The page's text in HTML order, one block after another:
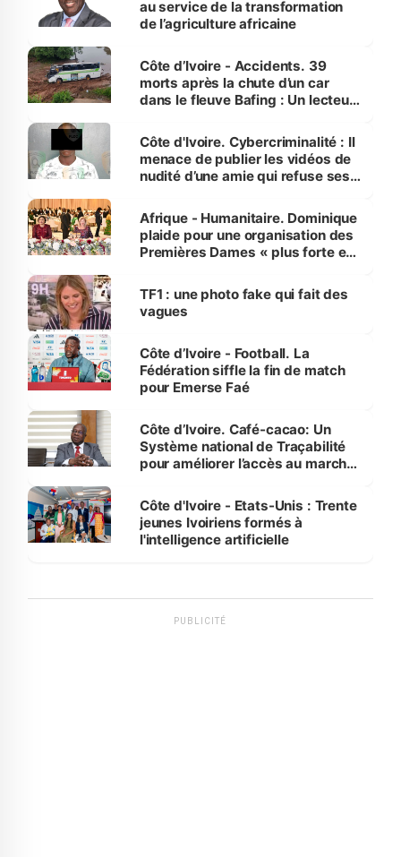
au service de la transformation
de l’agriculture africaine
Côte d’Ivoire - Accidents. 39
morts après la chute d’un car
dans le fleuve Bafing : Un lecteur
des Transports
Côte d'Ivoire. Cybercriminalité : Il
menace de publier les vidéos de
nudité d’une amie qui refuse ses
Afrique - Humanitaire. Dominique
plaide pour une organisation des
Premières Dames « plus forte et
sur la scène internationale »
TF1 : une photo fake qui fait des
vagues
Côte d’Ivoire - Football. La
Fédération siffle la fin de match
pour Emerse Faé
Côte d’Ivoire. Café-cacao: Un
Système national de Traçabilité
pour améliorer l’accès au marché
Côte d'Ivoire - Etats-Unis : Trente
jeunes Ivoiriens formés à
l'intelligence artificielle
PUBLICITÉ